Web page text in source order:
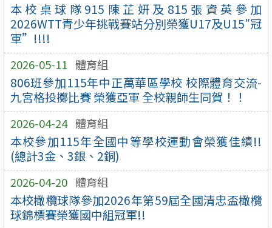
本校桌球隊915陳芷妍及815張資英參加
2026WTT青少年挑戰賽站分別榮獲U17及U15″冠
軍”!!!!
2026-05-11 體育組
806班參加115年中正萬華區學校 校際體育交流-
九宮格投擲比賽 榮獲亞軍 全校親師生同賀！！
2026-04-24 體育組
本校參加115年全國中等學校運動會榮獲佳績!!
(總計3金、3銀、2銅)
2026-04-20 體育組
本校橄欖球隊參加2026年第59屆全國清忠盃橄欖
球錦標賽榮獲國中組冠軍!!